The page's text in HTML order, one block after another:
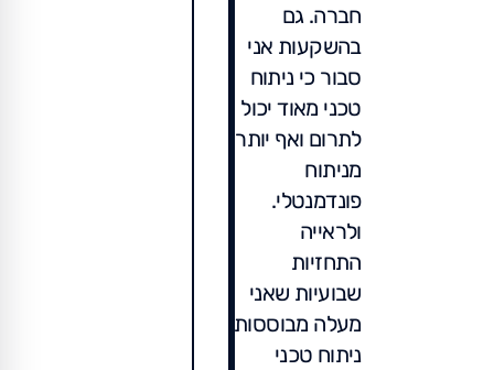
חברה. גם
בהשקעות אני
סבור כי ניתוח
טכני מאוד יכול
לתרום ואף יותר
מניתוח
פונדמנטלי.
ולראייה
התחזיות
שבועיות שאני
מעלה מבוססות
ניתוח טכני